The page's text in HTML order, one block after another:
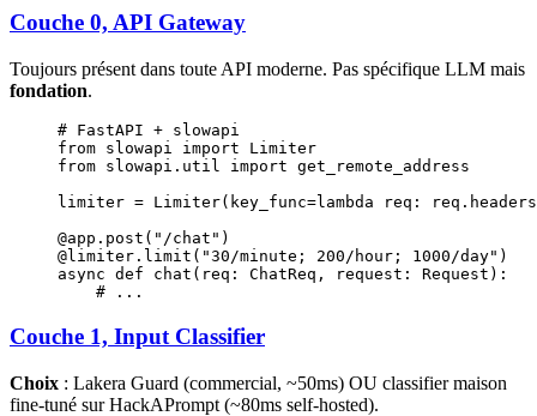
Couche 0, API Gateway
Toujours présent dans toute API moderne. Pas spécifique LLM mais
fondation.
# FastAPI + slowapi
from slowapi import Limiter
from slowapi.util import get_remote_address
limiter = Limiter( key_func=lambda req:
@app.post ( "/chat" )
@limiter.limit ( "30/minute; 200/hour; 1000/day" )
async def chat (req: ChatReq, request: Request):
    # ...
Couche 1, Input Classifier
Choix : Lakera Guard (commercial, ~50ms) OU classifier maison
fine-tuné sur HackAPrompt (~80ms self-hosted).